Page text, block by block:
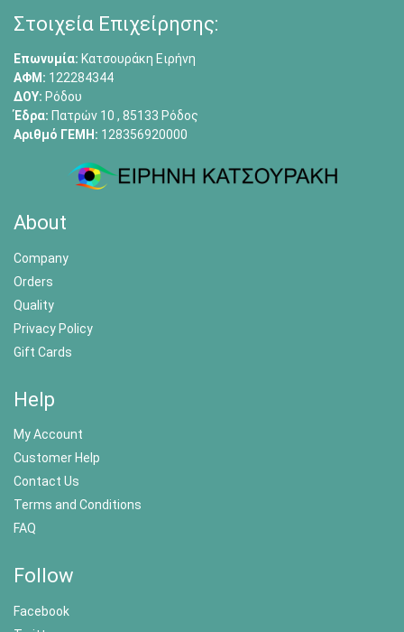
Στοιχεία Επιχείρησης:
Επωνυμία: Κατσουράκη Ειρήνη
ΑΦΜ: 122284344
ΔΟΥ: Ρόδου
Έδρα: Πατρών 10 , 85133 Ρόδος
Αριθμό ΓΕΜΗ: 128356920000
About
Company
Orders
Quality
Privacy Policy
Gift Cards
Help
My Account
Customer Help
Contact Us
Terms and Conditions
FAQ
Follow
Facebook